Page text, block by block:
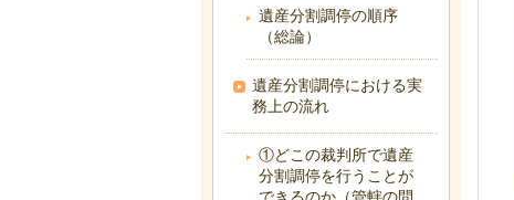
遺産分割調停の順序
（総論）
遺産分割調停における実
務上の流れ
①どこの裁判所で遺産
分割調停を行うことが